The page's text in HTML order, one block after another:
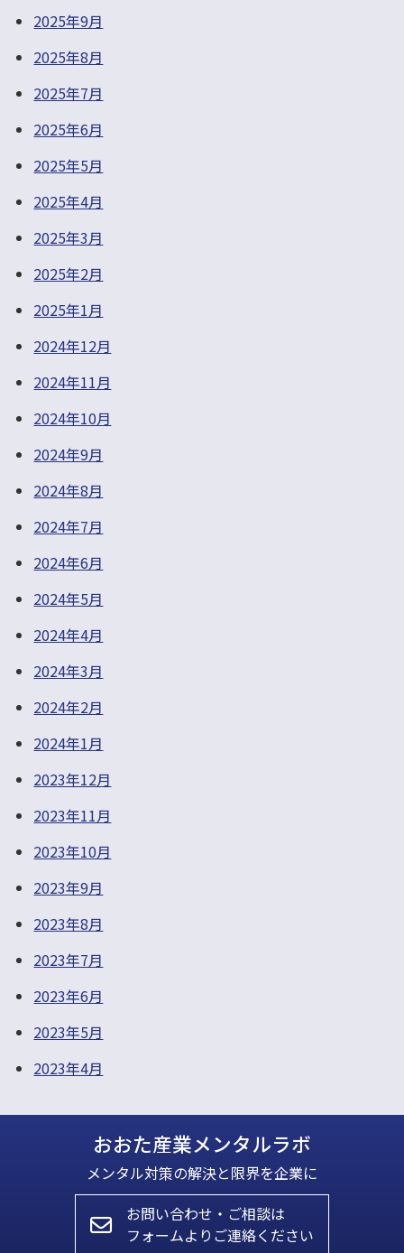
2025年9月
2025年8月
2025年7月
2025年6月
2025年5月
2025年4月
2025年3月
2025年2月
2025年1月
2024年12月
2024年11月
2024年10月
2024年9月
2024年8月
2024年7月
2024年6月
2024年5月
2024年4月
2024年3月
2024年2月
2024年1月
2023年12月
2023年11月
2023年10月
2023年9月
2023年8月
2023年7月
2023年6月
2023年5月
2023年4月
おおた産業メンタルラボ
メンタル対策の解決と限界を企業に
お問い合わせ・ご相談は
フォームよりご連絡ください